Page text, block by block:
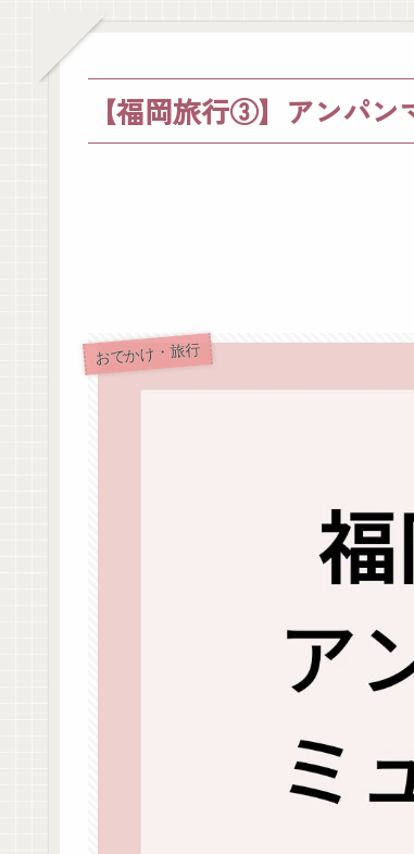
【福岡旅行③】アンパ
おでかけ・旅行